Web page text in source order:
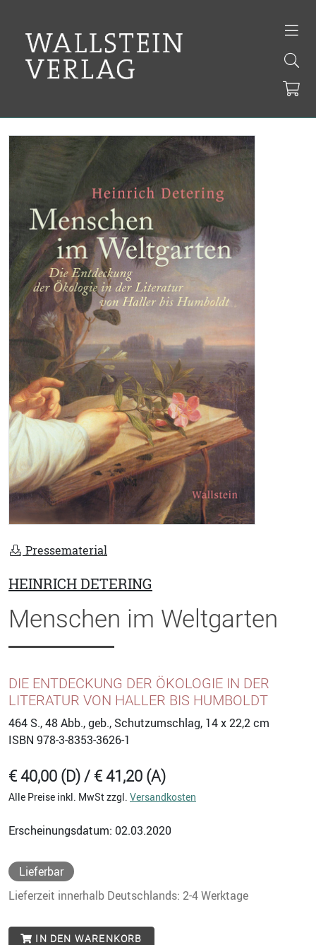
Pressematerial
HEINRICH DETERING
Menschen im Weltgarten
DIE ENTDECKUNG DER ÖKOLOGIE IN DER
LITERATUR VON HALLER BIS HUMBOLDT
464 S., 48 Abb., geb., Schutzumschlag, 14 x 22,2 cm
ISBN 978-3-8353-3626-1
€ 40,00 (D) / € 41,20 (A)
Alle Preise inkl. MwSt zzgl. Versandkosten
Erscheinungsdatum: 02.03.2020
Lieferbar
Lieferzeit innerhalb Deutschlands: 2-4 Werktage
IN DEN WARENKORB